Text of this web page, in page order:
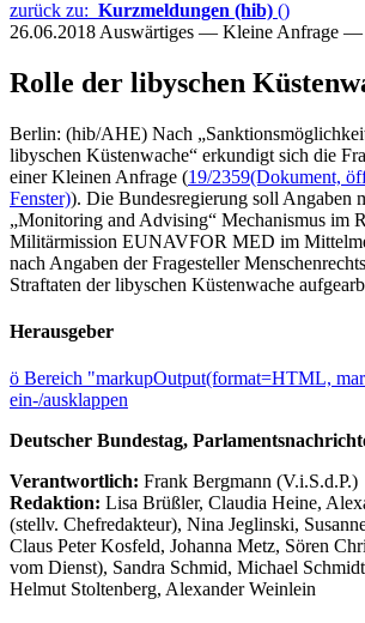
zurück zu: Kurzmeldungen (hib) ()
26.06.2018 Auswärtiges — Kleine Anfrage —
Rolle der libyschen
Berlin: (hib/AHE) Nach
libyschen Küstenwache“ erkundigt sich die
einer Kleinen Anfrage (19/2359(Dokument,
Fenster)). Die Bundesregierung soll Angaben
„Monitoring and Advising“ Mechanismus im
Militärmission EUNAVFOR MED im
nach Angaben der Fragesteller
Straftaten der libyschen Küstenwache
Herausgeber
ö Bereich "markupOutput(format=HTML,
ein-/ausklappen
Deutscher Bundestag,
Verantwortlich: Frank Bergmann (V.i.S.d.P.)
Redaktion: Lisa Brüßler, Claudia Heine,
(stellv. Chefredakteur), Nina Jeglinski,
Claus Peter Kosfeld, Johanna Metz, Sören
vom Dienst), Sandra Schmid, Michael
Helmut Stoltenberg, Alexander Weinlein